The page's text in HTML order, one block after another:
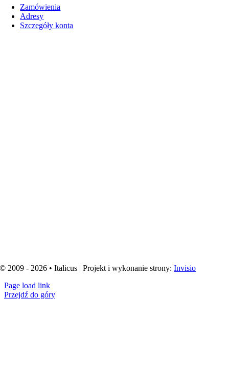
Zamówienia
Adresy
Szczegóły konta
© 2009 - 2026 • Italicus | Projekt i wykonanie strony:Invisio
Page load link
Przejdź do góry